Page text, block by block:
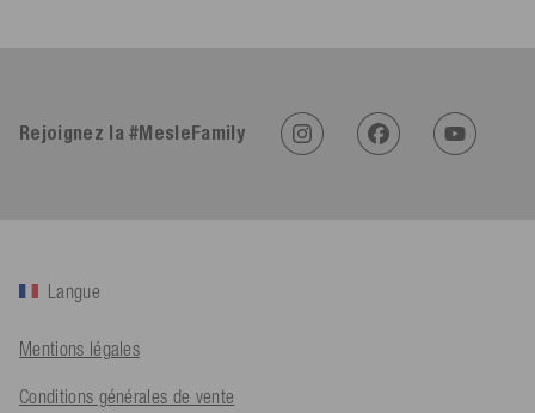
Rejoignez la #MesleFamily
Langue
Mentions légales
Conditions générales de vente
in China.